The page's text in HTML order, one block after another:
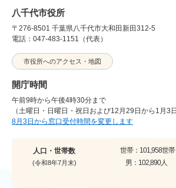
八千代市役所
〒276-8501 千葉県八千代市大和田新田312-5
電話：047-483-1151（代表）
市役所へのアクセス・地図
開庁時間
午前9時から午後4時30分まで
（土曜日・日曜日・祝日および12月29日から1月3
8月3日から窓口受付時間を変更します
人口・世帯数
(令和8年7月末)
世帯： 101,958世帯
男： 102,890人